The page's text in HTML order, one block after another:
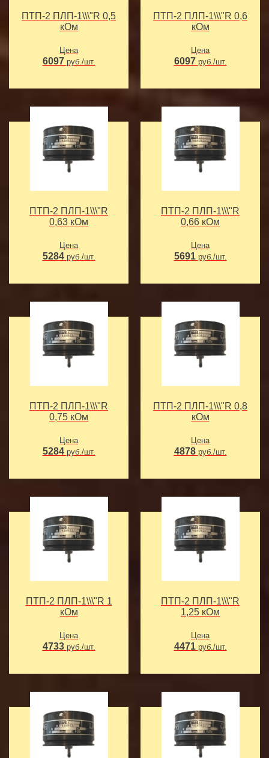
ПТП-2 ПЛП-1\\\"R 0,5
кОм
Цена
6097 руб./шт.
ПТП-2 ПЛП-1\\\"R 0,6
кОм
Цена
6097 руб./шт.
ПТП-2 ПЛП-1\\\"R
0,63 кОм
Цена
5284 руб./шт.
ПТП-2 ПЛП-1\\\"R
0,66 кОм
Цена
5691 руб./шт.
ПТП-2 ПЛП-1\\\"R
0,75 кОм
Цена
5284 руб./шт.
ПТП-2 ПЛП-1\\\"R 0,8
кОм
Цена
4878 руб./шт.
ПТП-2 ПЛП-1\\\"R 1
кОм
Цена
4733 руб./шт.
ПТП-2 ПЛП-1\\\"R
1,25 кОм
Цена
4471 руб./шт.